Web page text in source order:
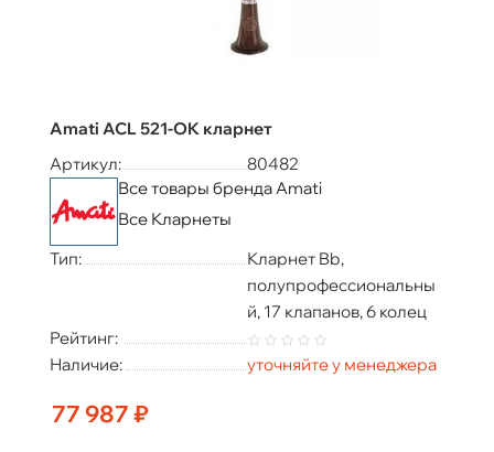
Amati ACL 521-OK кларнет
Артикул:
80482
Все товары бренда Amati
Все Кларнеты
Тип:
Кларнет Bb,
полупрофессиональны
й, 17 клапанов, 6 колец
Рейтинг:
Наличие:
уточняйте у менеджера
77 987 ₽